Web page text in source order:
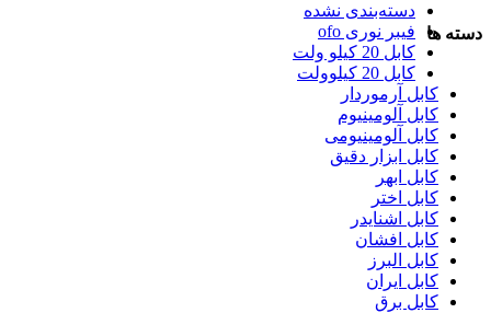
دسته ها
دسته‌بندی نشده
فیبر نوری ofo
کابل 20 کیلو ولت
کابل 20 کیلوولت
کابل آرموردار
کابل آلومینیوم
کابل آلومینیومی
کابل ابزار دقیق
کابل ابهر
کابل اختر
کابل اشنایدر
کابل افشان
کابل البرز
کابل ایران
کابل برق